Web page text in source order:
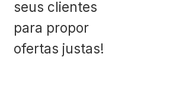
seus clientes
para propor
ofertas justas!